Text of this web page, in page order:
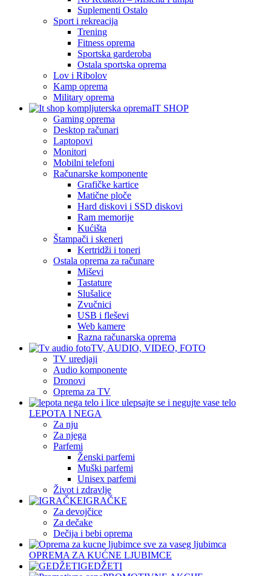
Suplementi Ostalo
Sport i rekreacija
Trening
Fitness oprema
Sportska garderoba
Ostala sportska oprema
Lov i Ribolov
Kamp oprema
Military oprema
IT SHOP
Gaming oprema
Desktop računari
Laptopovi
Monitori
Mobilni telefoni
Računarske komponente
Grafičke kartice
Matične ploče
Hard diskovi i SSD diskovi
Ram memorije
Kućišta
Štampači i skeneri
Kertridži i toneri
Ostala oprema za računare
Miševi
Tastature
Slušalice
Zvučnici
USB i fleševi
Web kamere
Razna računarska oprema
TV, AUDIO, VIDEO, FOTO
TV uredjaji
Audio komponente
Dronovi
Oprema za TV
LEPOTA I NEGA
Za nju
Za njega
Parfemi
Ženski parfemi
Muški parfemi
Unisex parfemi
Život i zdravlje
IGRAČKE
Za devojčice
Za dečake
Dečija i bebi oprema
OPREMA ZA KUĆNE LJUBIMCE
GEDŽETI